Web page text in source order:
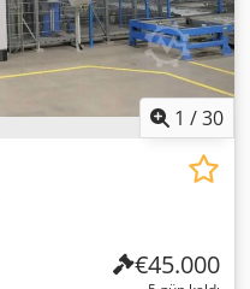
1 /30
€45.000